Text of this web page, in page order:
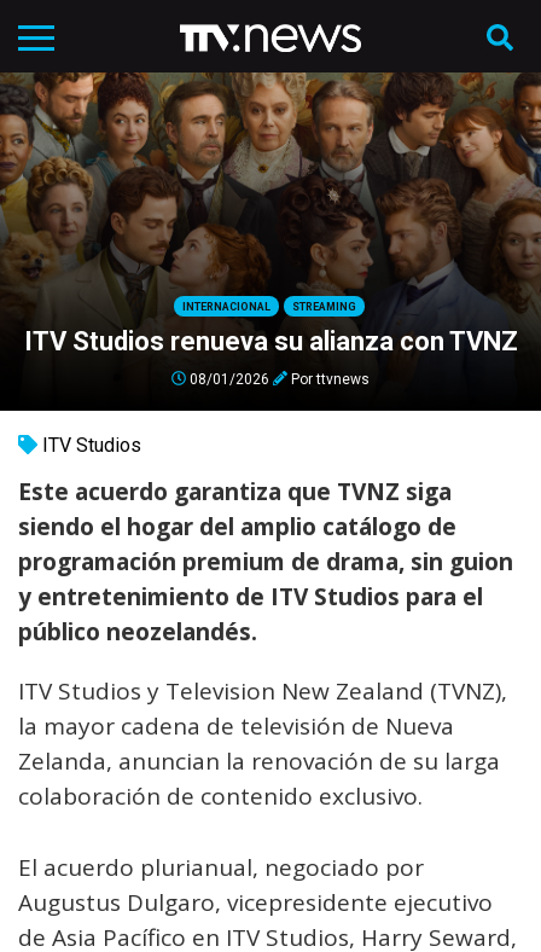
INTERNACIONAL STREAMING
ITV Studios renueva su alianza con TVNZ
08/01/2026 Porttvnews
ITV Studios
Este acuerdo garantiza que TVNZ siga
siendo el hogar del amplio catálogo de
programación premium de drama, sin guion
y entretenimiento de ITV Studios para el
público neozelandés.
ITV Studios y Television New Zealand (TVNZ),
la mayor cadena de televisión de Nueva
Zelanda, anuncian la renovación de su larga
colaboración de contenido exclusivo.
El acuerdo plurianual, negociado por
Augustus Dulgaro, vicepresidente ejecutivo
de Asia Pacífico en ITV Studios, Harry Seward,